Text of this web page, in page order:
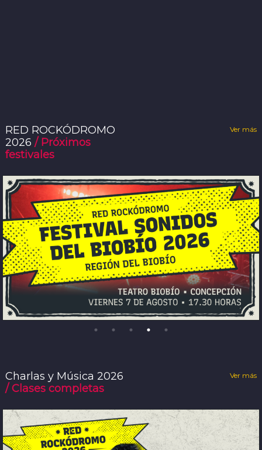
RED ROCKÓDROMO
2026 / Próximos
festivales
Ver más
Charlas y Música 2026
/ Clases completas
Ver más